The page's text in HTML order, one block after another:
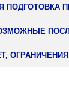
ПОДГОТОВКА